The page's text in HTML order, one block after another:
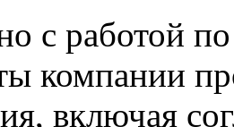
с работой
компании
включая